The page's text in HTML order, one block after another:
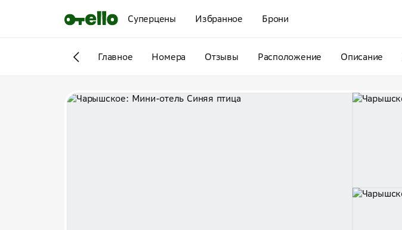
Суперцены Избранное Брони
Главное Номера Отзывы Расположение Описание